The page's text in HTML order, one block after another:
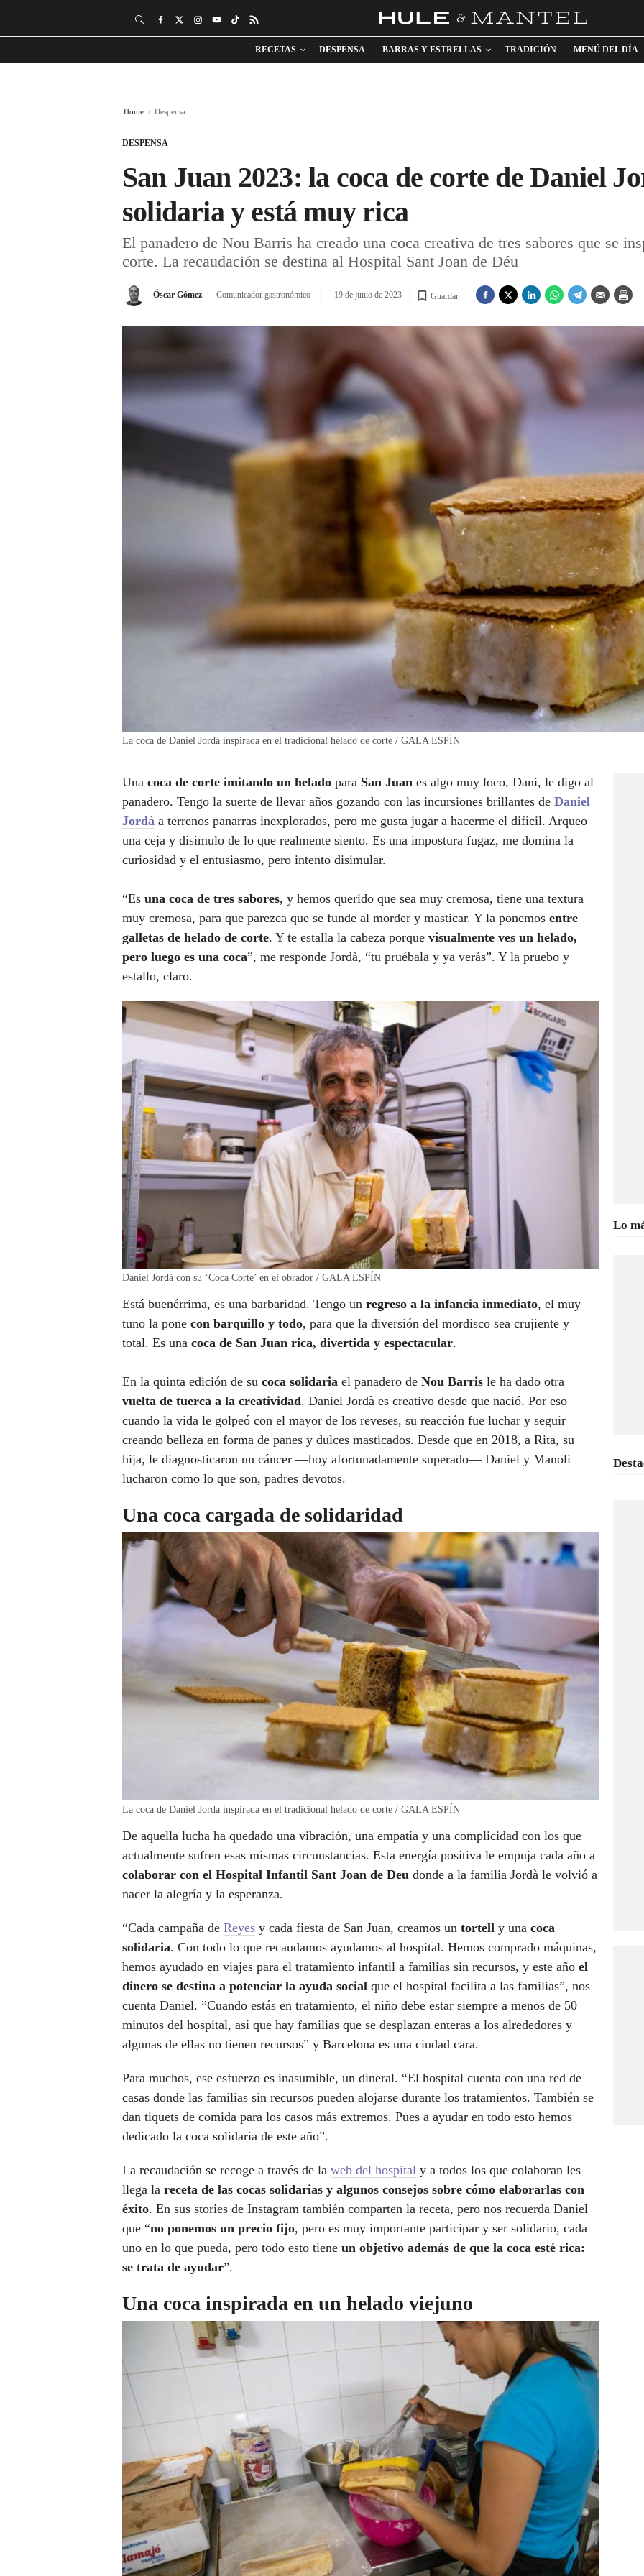
RECETAS DESPENSA BARRAS Y ESTRELLAS TRADICIÓN MENÚ DEL DÍA
Home Despensa
DESPENSA
San Juan 2023: la coca de corte de Daniel
solidaria y está muy rica
El panadero de Nou Barris ha creado una coca creativa de tres sabores que se
corte. La recaudación se destina al Hospital Sant Joan de Déu
Óscar Gómez Comunicador gastronómico 19 de junio de 2023 Guardar
La coca de Daniel Jordà inspirada en el tradicional helado de corte / GALA ESPÍN
Una coca de corte imitando un helado para San Juan es algo muy loco, Dani, le digo al
panadero. Tengo la suerte de llevar años gozando con las incursiones brillantes de Daniel
Jordà a terrenos panarras inexplorados, pero me gusta jugar a hacerme el difícil. Arqueo
una ceja y disimulo de lo que realmente siento. Es una impostura fugaz, me domina la
curiosidad y el entusiasmo, pero intento disimular.
“Es una coca de tres sabores, y hemos querido que sea muy cremosa, tiene una textura
muy cremosa, para que parezca que se funde al morder y masticar. Y la ponemos entre
galletas de helado de corte. Y te estalla la cabeza porque visualmente ves un helado,
pero luego es una coca”, me responde Jordà, “tu pruébala y ya verás”. Y la pruebo y
estallo, claro.
Daniel Jordà con su ‘Coca Corte’ en el obrador / GALA ESPÍN
Está buenérrima, es una barbaridad. Tengo un regreso a la infancia inmediato, el muy
tuno la pone con barquillo y todo, para que la diversión del mordisco sea crujiente y
total. Es una coca de San Juan rica, divertida y espectacular.
En la quinta edición de su coca solidaria el panadero de Nou Barris le ha dado otra
vuelta de tuerca a la creatividad. Daniel Jordà es creativo desde que nació. Por eso
cuando la vida le golpeó con el mayor de los reveses, su reacción fue luchar y seguir
creando belleza en forma de panes y dulces masticados. Desde que en 2018, a Rita, su
hija, le diagnosticaron un cáncer —hoy afortunadamente superado— Daniel y Manoli
lucharon como lo que son, padres devotos.
Una coca cargada de solidaridad
La coca de Daniel Jordà inspirada en el tradicional helado de corte / GALA ESPÍN
De aquella lucha ha quedado una vibración, una empatía y una complicidad con los que
actualmente sufren esas mismas circunstancias. Esta energía positiva le empuja cada año a
colaborar con el Hospital Infantil Sant Joan de Deu donde a la familia Jordà le volvió a
nacer la alegría y la esperanza.
“Cada campaña de Reyes y cada fiesta de San Juan, creamos un tortell y una coca
solidaria. Con todo lo que recaudamos ayudamos al hospital. Hemos comprado máquinas,
hemos ayudado en viajes para el tratamiento infantil a familias sin recursos, y este año el
dinero se destina a potenciar la ayuda social que el hospital facilita a las familias”, nos
cuenta Daniel. ”Cuando estás en tratamiento, el niño debe estar siempre a menos de 50
minutos del hospital, así que hay familias que se desplazan enteras a los alrededores y
algunas de ellas no tienen recursos” y Barcelona es una ciudad cara.
Para muchos, ese esfuerzo es inasumible, un dineral. “El hospital cuenta con una red de
casas donde las familias sin recursos pueden alojarse durante los tratamientos. También se
dan tiquets de comida para los casos más extremos. Pues a ayudar en todo esto hemos
dedicado la coca solidaria de este año”.
La recaudación se recoge a través de la web del hospital y a todos los que colaboran les
llega la receta de las cocas solidarias y algunos consejos sobre cómo elaborarlas con
éxito. En sus stories de Instagram también comparten la receta, pero nos recuerda Daniel
que “no ponemos un precio fijo, pero es muy importante participar y ser solidario, cada
uno en lo que pueda, pero todo esto tiene un objetivo además de que la coca esté rica:
se trata de ayudar”.
Una coca inspirada en un helado viejuno
Lo